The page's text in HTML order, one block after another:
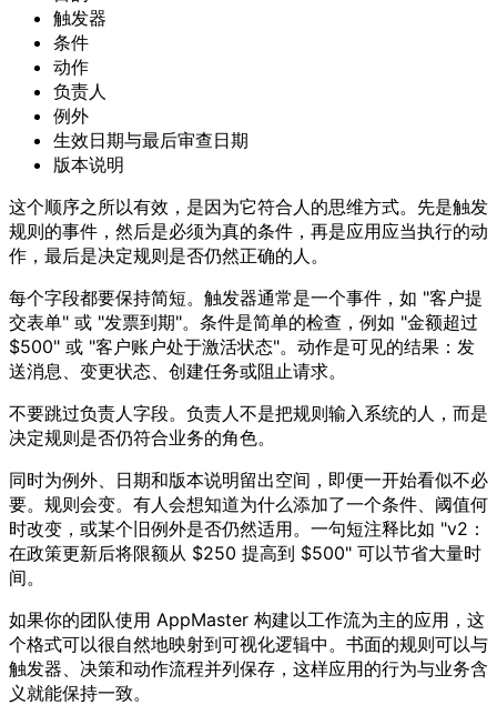
触发器
条件
动作
负责人
例外
生效日期与最后审查日期
版本说明
这个顺序之所以有效，是因为它符合人的思维方式。先是触发
规则的事件，然后是必须为真的条件，再是应用应当执行的动
作，最后是决定规则是否仍然正确的人。
每个字段都要保持简短。触发器通常是一个事件，如 "客户提
交表单" 或 "发票到期"。条件是简单的检查，例如 "金额超过
$500" 或 "客户账户处于激活状态"。动作是可见的结果：发
送消息、变更状态、创建任务或阻止请求。
不要跳过负责人字段。负责人不是把规则输入系统的人，而是
决定规则是否仍符合业务的角色。
同时为例外、日期和版本说明留出空间，即便一开始看似不必
要。规则会变。有人会想知道为什么添加了一个条件、阈值何
时改变，或某个旧例外是否仍然适用。一句短注释比如 "v2：
在政策更新后将限额从 $250 提高到 $500" 可以节省大量时
间。
如果你的团队使用 AppMaster 构建以工作流为主的应用，这
个格式可以很自然地映射到可视化逻辑中。书面的规则可以与
触发器、决策和动作流程并列保存，这样应用的行为与业务含
义就能保持一致。